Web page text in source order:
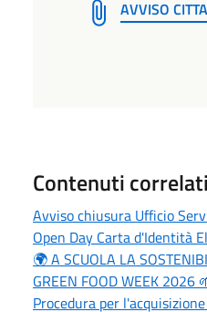
AVVISO
Contenuti correlati
Avviso chiusura Ufficio
Open Day Carta d'Identità
🌍 A SCUOLA LA
GREEN FOOD WEEK 2026
Procedura per